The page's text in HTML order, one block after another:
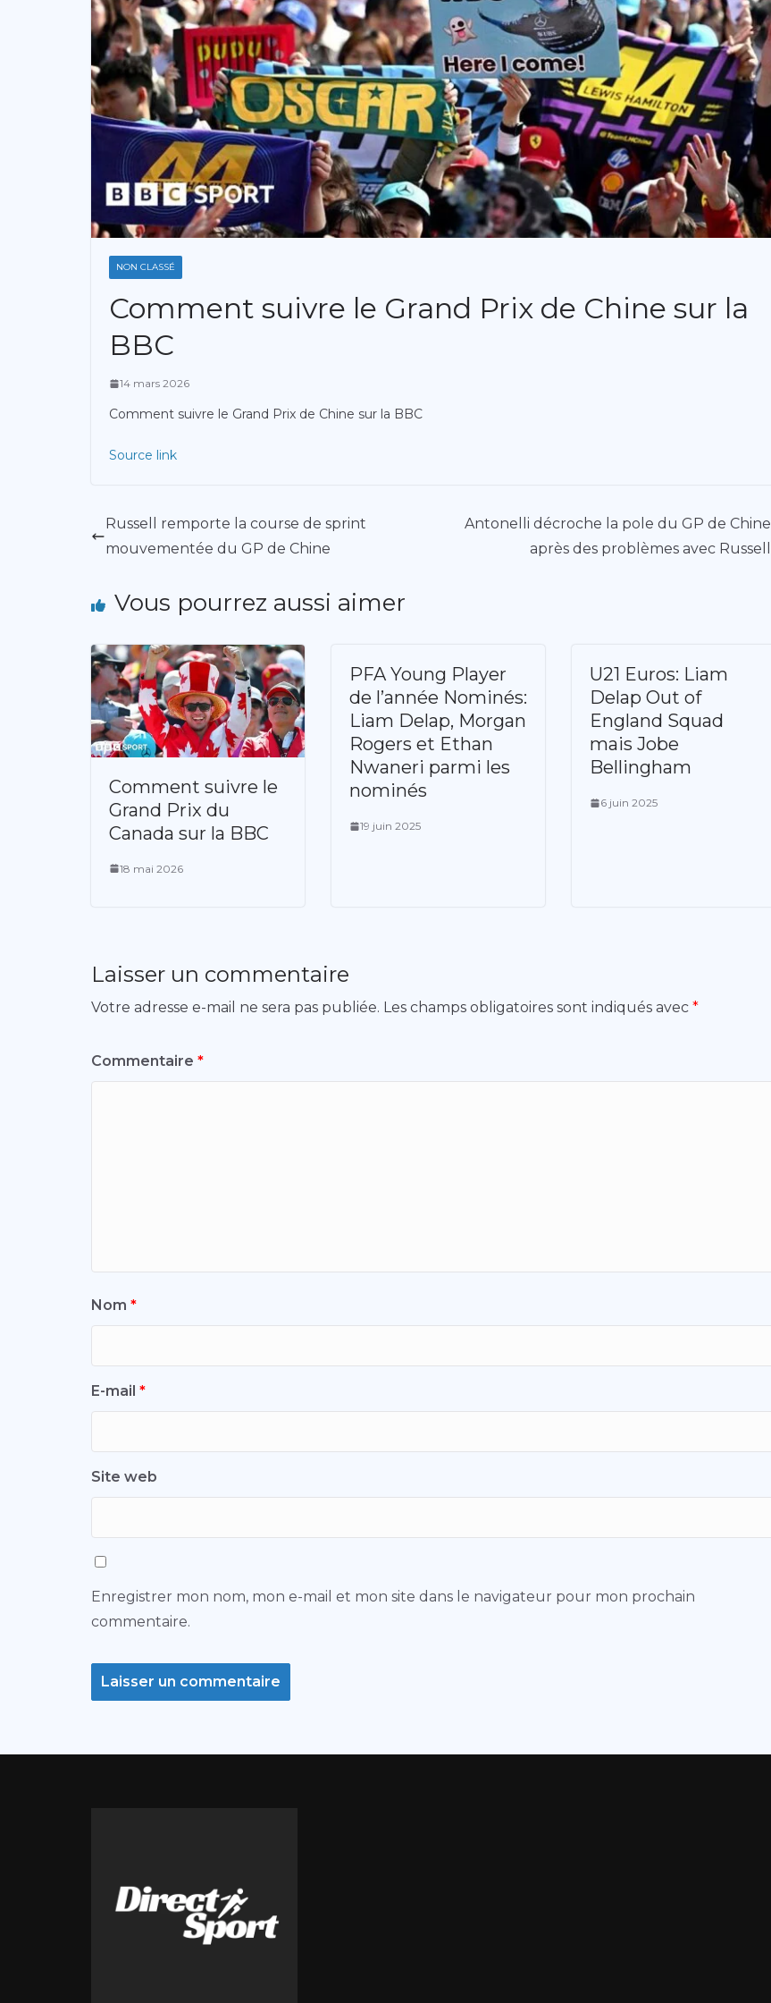
NON CLASSÉ
Comment suivre le Grand Prix de Chine sur la
BBC
14 mars 2026
Comment suivre le Grand Prix de Chine sur la BBC
Source link
Russell remporte la course de sprint
mouvementée du GP de Chine
Antonelli décroche la pole du GP de Chine
après des problèmes avec Russell
Vous pourrez aussi aimer
Comment suivre le
Grand Prix du
Canada sur la BBC
18 mai 2026
PFA Young Player
de l’année Nominés:
Liam Delap, Morgan
Rogers et Ethan
Nwaneri parmi les
nominés
19 juin 2025
U21 Euros: Liam
Delap Out of
England Squad
mais Jobe
Bellingham
6 juin 2025
Laisser un commentaire
Votre adresse e-mail ne sera pas publiée. Les champs obligatoires sont indiqués avec *
Commentaire *
Nom *
E-mail *
Site web
Enregistrer mon nom, mon e-mail et mon site dans le navigateur pour mon prochain
commentaire.